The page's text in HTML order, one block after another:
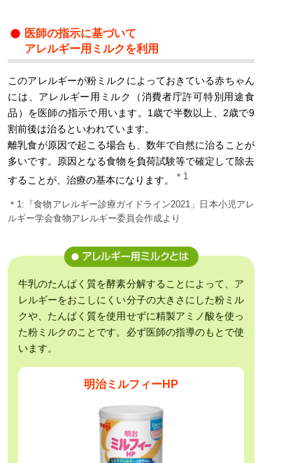
医師の指示に基づいて
アレルギー用ミルクを利用
このアレルギーが粉ミルクによっておきている赤ちゃん
には、アレルギー用ミルク（消費者庁許可特別用途食
品）を医師の指示で用います。1歳で半数以上、2歳で9
割前後は治るといわれています。
離乳食が原因で起こる場合も、数年で自然に治ることが
多いです。原因となる食物を負荷試験等で確定して除去
することが、治療の基本になります。
＊1
＊1:『食物アレルギー診療ガイドライン2021」日本小児アレ
ルギー学会食物アレルギー委員会作成より
牛乳のたんぱく質を酵素分解することによって、ア
レルギーをおこしにくい分子の大きさにした粉ミル
クや、たんぱく質を使用せずに精製アミノ酸を使っ
た粉ミルクのことです。必ず医師の指導のもとで使
います。
明治ミルフィーHP